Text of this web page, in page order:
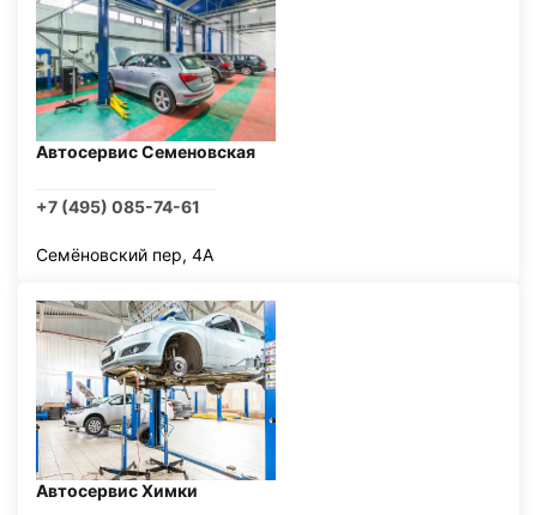
Автосервис Семеновская
+7 (495) 085-74-61
Семёновский пер, 4А
Автосервис Химки